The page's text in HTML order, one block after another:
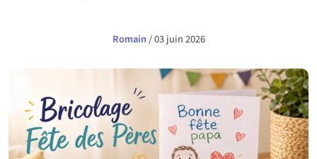
Romain/03 juin 2026